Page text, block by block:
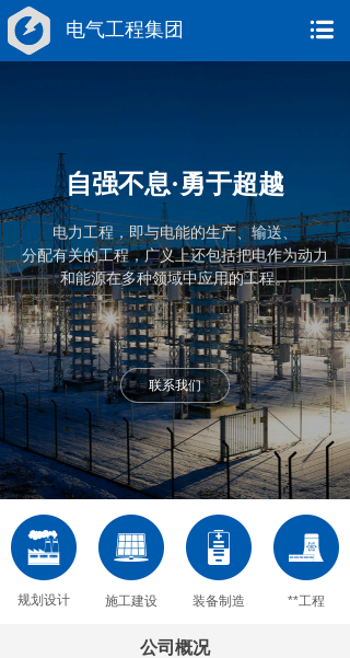
联系我们
电力工程，即与电能的生产、输送、
分配有关的工程，广义上还包括把电作为动力
和能源在多种领域中应用的工程。
自强不息·勇于超越
规划设计 施工建设 装备制造 **工程
公司概况
电气工程集团